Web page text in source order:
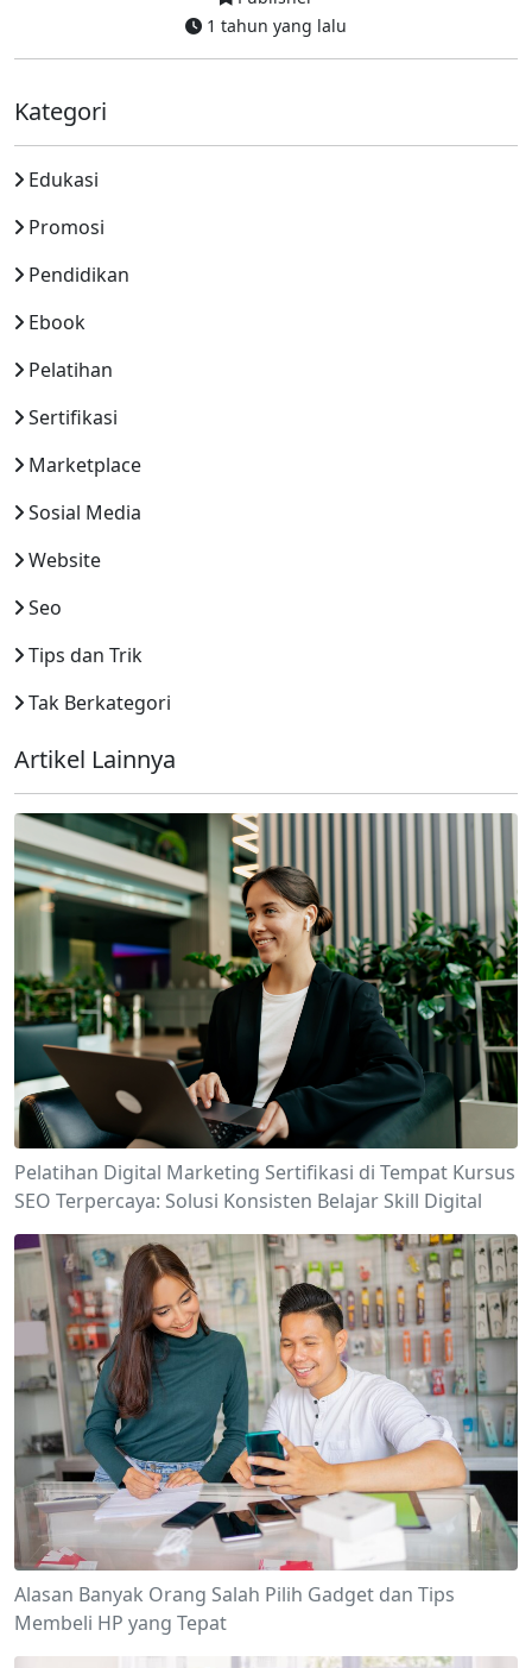
1 tahun yang lalu
Kategori
Edukasi
Promosi
Pendidikan
Ebook
Pelatihan
Sertifikasi
Marketplace
Sosial Media
Website
Seo
Tips dan Trik
Tak Berkategori
Artikel Lainnya
Pelatihan Digital Marketing Sertifikasi di Tempat Kursus
SEO Terpercaya: Solusi Konsisten Belajar Skill Digital
Alasan Banyak Orang Salah Pilih Gadget dan Tips
Membeli HP yang Tepat